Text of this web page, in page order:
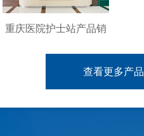
重庆医院护士站产品销
查看更多产品